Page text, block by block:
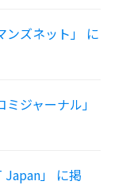
ンズネット」 に
ジャーナル」
Japan」 に掲